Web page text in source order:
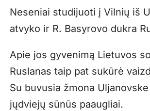
Neseniai studijuoti į Vilnių iš
atvyko ir R. Basyrovo dukra
Apie jos gyvenimą Lietuvos
Ruslanas taip pat sukūrė
Su buvusia žmona
jųdviejų sūnūs paaugliai.